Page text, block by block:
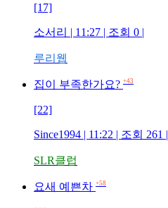
[17]
소서리 | 11:27 | 조회 0 |
루리웹
집이 부족한가요? +43
[22]
Since1994 | 11:22 | 조회 261 |
SLR클럽
요새 예쁜차 +58